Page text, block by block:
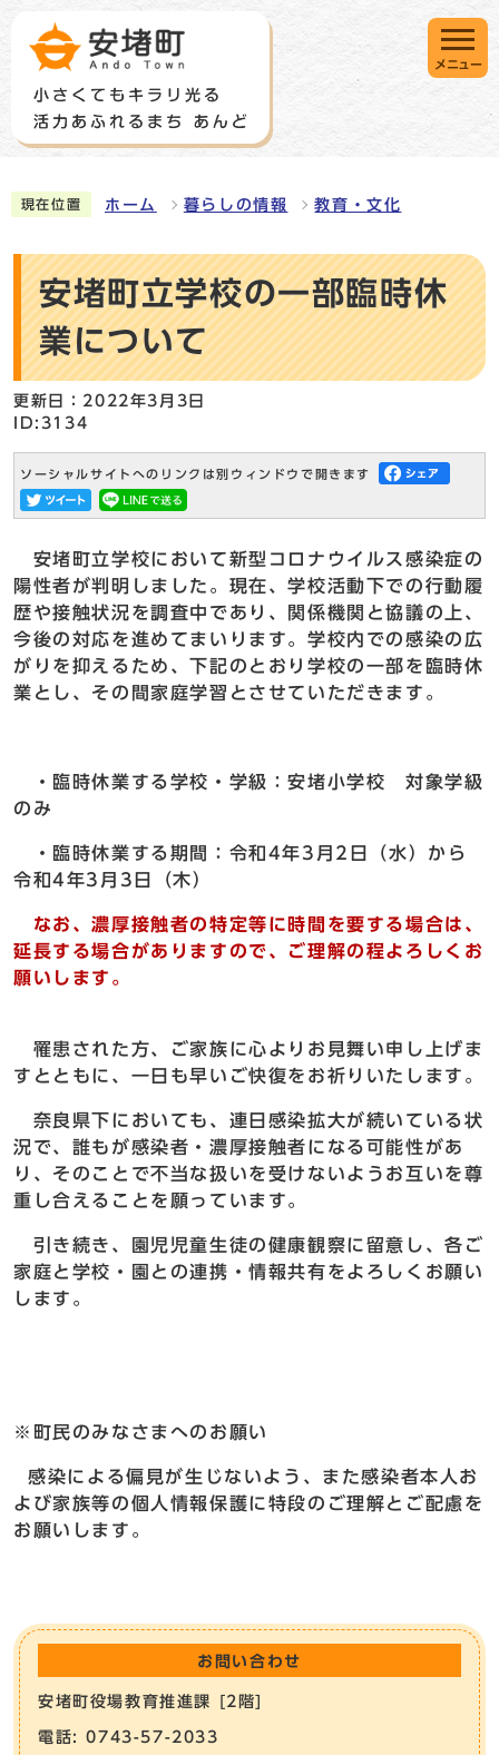
メニュー
現在位置 ホーム 暮らしの情報 教育・文化
安堵町立学校の一部臨時休
業について
更新日：2022年3月3日
ID:3134
ソーシャルサイトへのリンクは別ウィンドウで開きます
安堵町立学校において新型コロナウイルス感染症の
陽性者が判明しました。現在、学校活動下での行動履
歴や接触状況を調査中であり、関係機関と協議の上、
今後の対応を進めてまいります。学校内での感染の広
がりを抑えるため、下記のとおり学校の一部を臨時休
業とし、その間家庭学習とさせていただきます。
・臨時休業する学校・学級：安堵小学校 対象学級
のみ
・臨時休業する期間：令和4年3月2日（水）から
令和4年3月3日（木）
なお、濃厚接触者の特定等に時間を要する場合は、
延長する場合がありますので、ご理解の程よろしくお
願いします。
罹患された方、ご家族に心よりお見舞い申し上げま
すとともに、一日も早いご快復をお祈りいたします。
奈良県下においても、連日感染拡大が続いている状
況で、誰もが感染者・濃厚接触者になる可能性があ
り、そのことで不当な扱いを受けないようお互いを尊
重し合えることを願っています。
引き続き、園児児童生徒の健康観察に留意し、各ご
家庭と学校・園との連携・情報共有をよろしくお願い
します。
※町民のみなさまへのお願い
感染による偏見が生じないよう、また感染者本人お
よび家族等の個人情報保護に特段のご理解とご配慮を
お願いします。
お問い合わせ
安堵町役場教育推進課 [2階]
電話: 0743-57-2033